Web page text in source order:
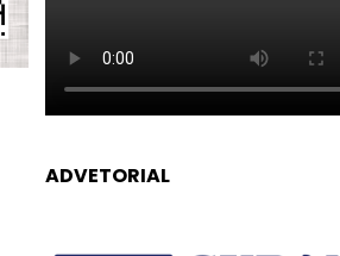
ADVETORIAL